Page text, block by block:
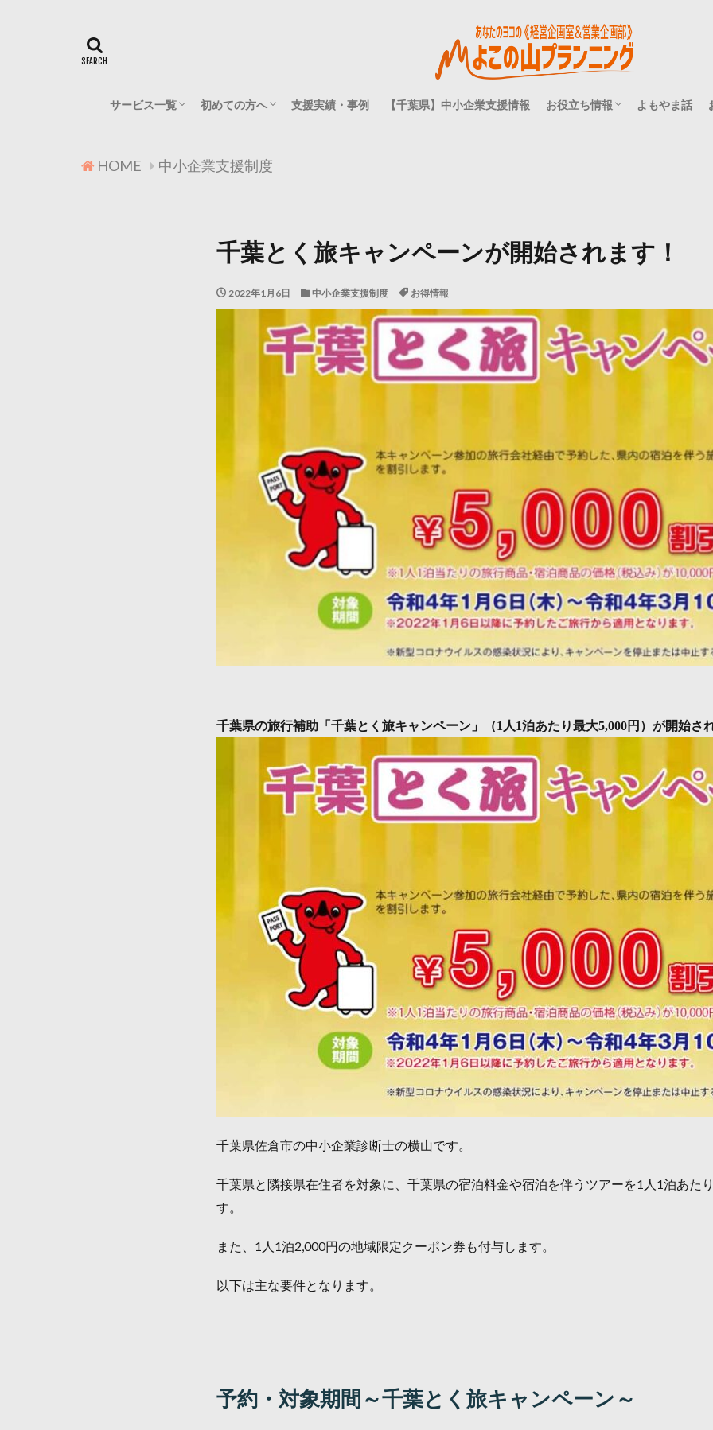
サービス一覧 初めての方へ 支援実績・事例 【千葉県】中小企業支援情報 お役立ち情報 よもやま話
HOME 中小企業支援制度
千葉とく旅キャンペーンが開始されます！
2022年1月6日 中小企業支援制度 お得情報
千葉県の旅行補助「千葉とく旅キャンペーン」（1人1泊あたり最大5,000円）が開始さ
千葉県佐倉市の中小企業診断士の横山です。
千葉県と隣接県在住者を対象に、千葉県の宿泊料金や宿泊を伴うツアーを1人1泊あた
す。
また、1人1泊2,000円の地域限定クーポン券も付与します。
以下は主な要件となります。
予約・対象期間～千葉とく旅キャンペーン～